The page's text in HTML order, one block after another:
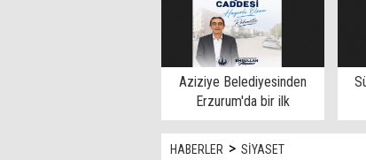
Aziziye Belediyesinden
Erzurum'da bir ilk
HABERLER > SİYASET